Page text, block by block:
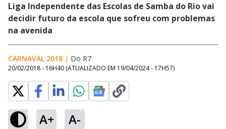
Liga Independente das Escolas de Samba do Rio vai
decidir futuro da escola que sofreu com problemas
na avenida
CARNAVAL 2018 | Do R7
20/02/2018 - 16H40 (ATUALIZADO EM 19/04/2024 - 17H57)
A+ A-